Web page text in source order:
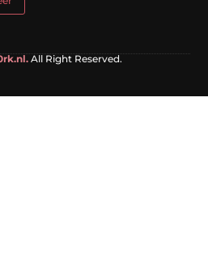
All Right Reserved.